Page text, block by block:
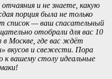
и не знаете, какую
порция была не только
список — ваш спасательный
отобрали для вас 10
в Москве, где вас ждёт
вкусов и свежести. Пора
к вашему столу идеальные